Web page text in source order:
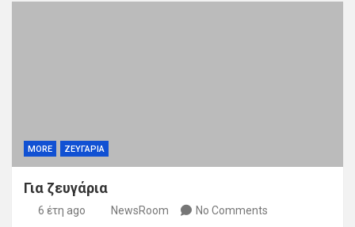
MORE ΖΕΥΓΑΡΙΑ
Για ζευγάρια
6 έτη ago NewsRoom No Comments